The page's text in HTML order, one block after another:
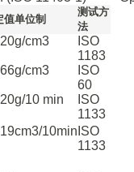
值单位制
测试方
法
g/cm3
ISO
1183
g/cm3
ISO
60
20g/10 min
ISO
1133
19cm3/10min ISO
1133